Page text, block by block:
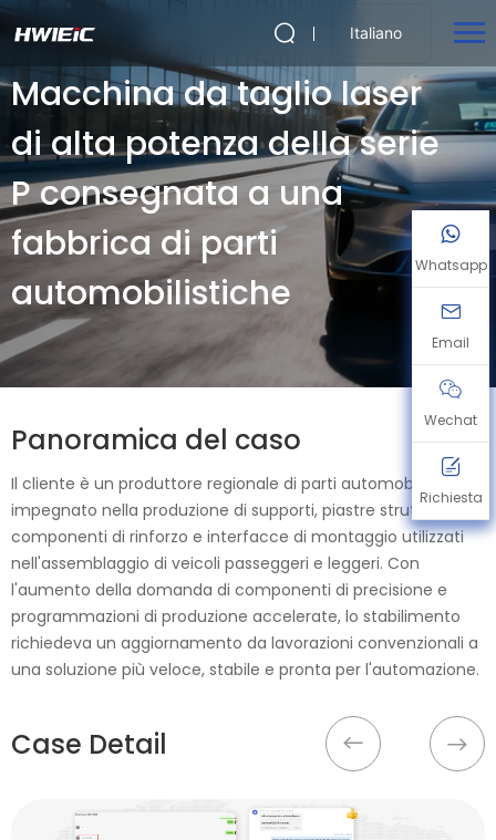
Italiano
Macchina da taglio laser
di alta potenza della serie
P consegnata a una
fabbrica di parti
automobilistiche
Panoramica del caso
Il cliente è un produttore regionale di parti automobilistiche
impegnato nella produzione di supporti, piastre strutturali,
componenti di rinforzo e interfacce di montaggio utilizzati
nell'assemblaggio di veicoli passeggeri e leggeri. Con
l'aumento della domanda di componenti di precisione e
programmazioni di produzione accelerate, lo stabilimento
richiedeva un aggiornamento da lavorazioni convenzionali a
una soluzione più veloce, stabile e pronta per l'automazione.
Case Detail
Whatsapp
Email
Wechat
Richiesta